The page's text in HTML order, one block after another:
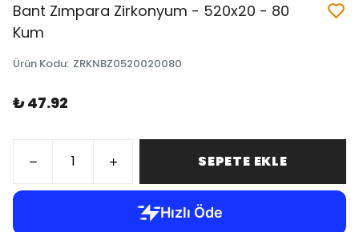
Bant Zımpara Zirkonyum - 520x20 - 80
Kum
Ürün Kodu: ZRKNBZ0520020080
₺ 47.92
SEPETE EKLE